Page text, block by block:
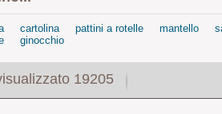
cartolina pattini a rotelle mantello
ginocchio
19205